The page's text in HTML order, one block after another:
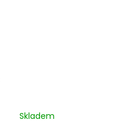
Skladem